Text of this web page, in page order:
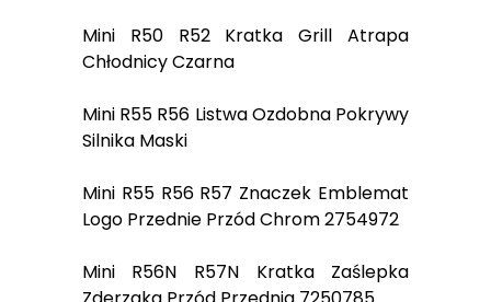
Mini R50 R52 Kratka Grill Atrapa
Chłodnicy Czarna
Mini R55 R56 Listwa Ozdobna Pokrywy
Silnika Maski
Mini R55 R56 R57 Znaczek Emblemat
Logo Przednie Przód Chrom 2754972
Mini R56N R57N Kratka Zaślepka